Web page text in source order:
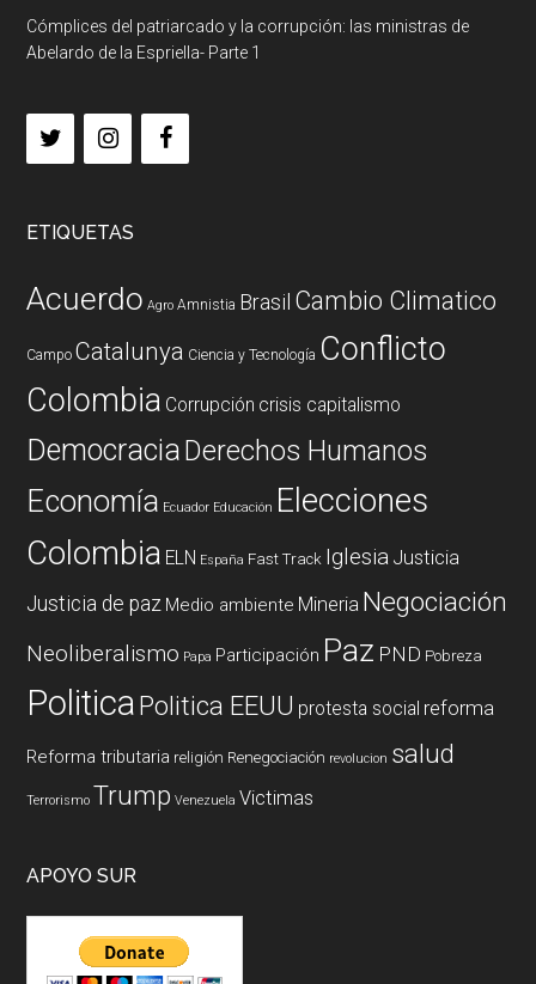
Cómplices del patriarcado y la corrupción: las ministras de
Abelardo de la Espriella- Parte 1
ETIQUETAS
Acuerdo Agro Amnistia Brasil Cambio Climatico
Campo Catalunya Ciencia y Tecnología Conflicto
Colombia Corrupción crisis capitalismo
DemocraciaDerechos Humanos
Economía Ecuador Educación Elecciones
Colombia ELN España Fast Track Iglesia Justicia
Justicia de paz Medio ambiente Mineria Negociación
Neoliberalismo Papa Participación Paz PND Pobreza
PoliticaPolitica EEUU protesta social reforma
Reforma tributaria religión Renegociación revolucion salud
Terrorismo Trump Venezuela Victimas
APOYO SUR